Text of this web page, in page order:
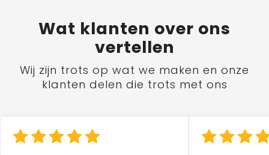
Wat klanten over ons
vertellen
Wij zijn trots op wat we maken en onze
klanten delen die trots met ons